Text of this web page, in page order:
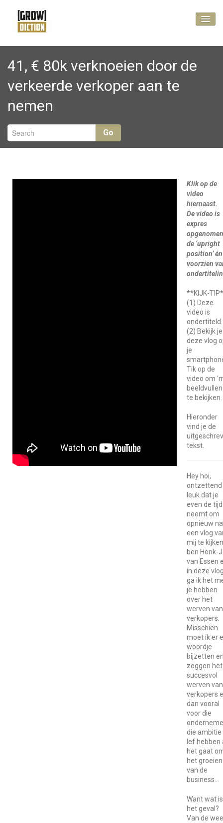
Vlog
No Cure, Pay Less
Kennis maken?
41, € 80k verknoeien door de
verkeerde verkoper aan te
nemen
Go
Klik op de
video
hiernaast.
De video is
expres
de ‘upright
position’ én
voorzien
**KIJK-
(1) Deze
video is
ondertiteld.
(2) Bekijk je
deze vlog
je
Tik op de
video om
te bekijken.
Hieronder
vind je de
tekst.
Hey hoi,
ontzettend
leuk dat je
even de tijd
neemt om
opnieuw
een vlog
mij te
ben Henk-
van Essen
in deze
ga ik het
je hebben
over het
werven van
verkopers.
Misschien
moet ik er
woordje
bijzetten
zeggen het
succesvol
werven van
verkopers
dan vooral
voor die
die ambitie
lef hebben
het gaat
het groeien
van de
business…
Want wat is
het geval?
Van de